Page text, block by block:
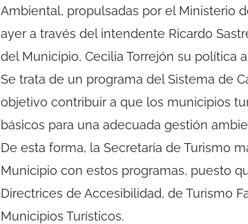
Ambiental, propulsadas por el Ministerio
ayer a través del intendente Ricardo
del Municipio, Cecilia Torrejón su política
Se trata de un programa del Sistema de
objetivo contribuir a que los municipios
básicos para una adecuada gestión
De esta forma, la Secretaría de Turismo
Municipio con estos programas, puesto
Directrices de Accesibilidad, de Turismo
Municipios Turísticos.